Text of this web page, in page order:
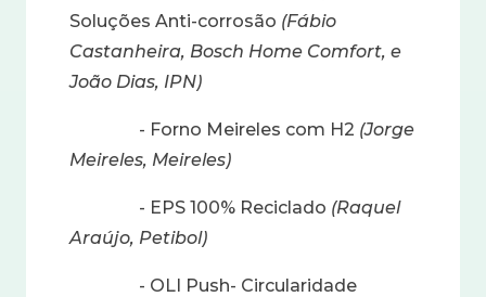
Soluções Anti-corrosão (Fábio
Castanheira, Bosch Home Comfort, e
João Dias, IPN)
- Forno Meireles com H2 (Jorge
Meireles, Meireles)
- EPS 100% Reciclado (Raquel
Araújo, Petibol)
- OLI Push- Circularidade